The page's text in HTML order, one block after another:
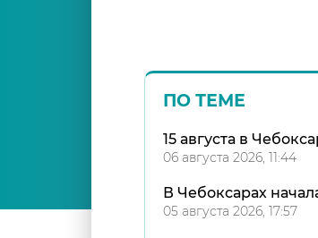
ПО ТЕМЕ
15 августа в
06 августа 2026, 11:44
В Чебоксарах
05 августа 2026, 17:57